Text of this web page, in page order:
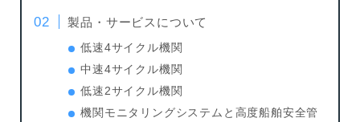
製品・サービスについて
低速4サイクル機関
中速4サイクル機関
低速2サイクル機関
機関モニタリングシステムと高度船舶安全管